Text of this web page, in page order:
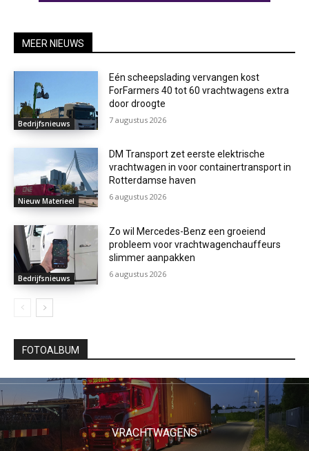
MEER NIEUWS
Bedrijfsnieuws
Eén scheepslading vervangen kost
ForFarmers 40 tot 60 vrachtwagens extra
door droogte
7 augustus 2026
Nieuw Materieel
DM Transport zet eerste elektrische
vrachtwagen in voor containertransport in
Rotterdamse haven
6 augustus 2026
Bedrijfsnieuws
Zo wil Mercedes-Benz een groeiend
probleem voor vrachtwagenchauffeurs
slimmer aanpakken
6 augustus 2026
FOTOALBUM
VRACHTWAGENS